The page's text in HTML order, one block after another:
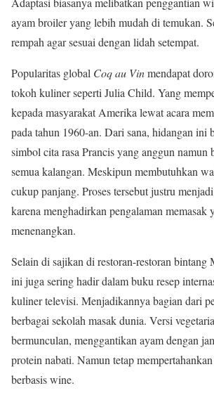
ayam broiler yang lebih mudah di temukan.
rempah agar sesuai dengan lidah setempat.
Popularitas global Coq au Vinmendapat
tokoh kuliner seperti Julia Child. Yang
kepada masyarakat Amerika lewat acara
pada tahun 1960-an. Dari sana, hidangan ini
simbol cita rasa Prancis yang anggun namun
semua kalangan. Meskipun membutuhkan
cukup panjang. Proses tersebut justru
karena menghadirkan pengalaman memasak
menenangkan.
Selain di sajikan di restoran-restoran bintang
ini juga sering hadir dalam buku resep
kuliner televisi. Menjadikannya bagian dari
berbagai sekolah masak dunia. Versi
bermunculan, menggantikan ayam dengan
protein nabati. Namun tetap
berbasis wine.